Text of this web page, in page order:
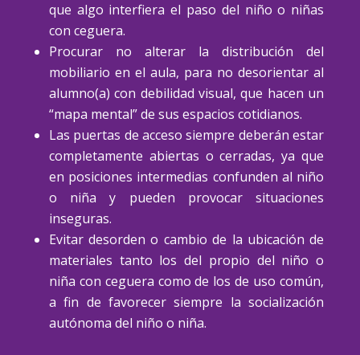
que algo interfiera el paso del niño o niñas
con ceguera.
Procurar no alterar la distribución del
mobiliario en el aula, para no desorientar al
alumno(a) con debilidad visual, que hacen un
“mapa mental” de sus espacios cotidianos.
Las puertas de acceso siempre deberán estar
completamente abiertas o cerradas, ya que
en posiciones intermedias confunden al niño
o niña y pueden provocar situaciones
inseguras.
Evitar desorden o cambio de la ubicación de
materiales tanto los del propio del niño o
niña con ceguera como de los de uso común,
a fin de favorecer siempre la socialización
autónoma del niño o niña.